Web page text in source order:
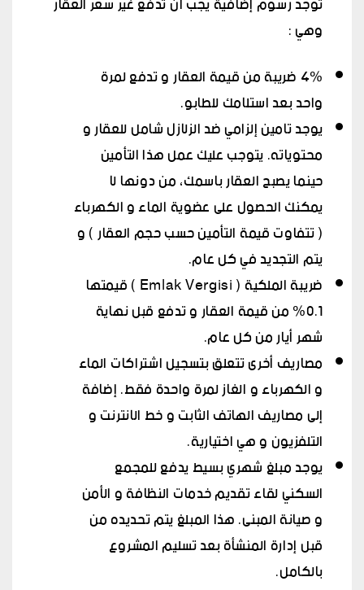
وهي :
4% ضريبة من قيمة العقار و تدفع لمرة
واحد بعد استلامك للطابو.
يوجد تامين إلزامي ضد الزلازل شامل للعقار و
محتوياته. يتوجب عليك عمل هذا التأمين
حينما يصبح العقار باسمك، من دونها لا
يمكنك الحصول على عضوية الماء و الكهرباء
( تتفاوت قيمة التأمين حسب حجم العقار ) و
يتم التجديد في كل عام.
ضريبة الملكية ( Emlak Vergisi ) قيمتها
0.1% من قيمة العقار و تدفع قبل نهاية
شهر أيار من كل عام.
مصاريف أخرى تتعلق بتسجيل اشتراكات الماء
و الكهرباء و الغاز لمرة واحدة فقط. إضافة
إلى مصاريف الهاتف الثابت و خط الانترنت و
التلفزيون و هي اختيارية.
يوجد مبلغ شهري بسيط يدفع للمجمع
السكني لقاء تقديم خدمات النظافة و الأمن
و صيانة المبنى. هذا المبلغ يتم تحديده من
قبل إدارة المنشأة بعد تسليم المشروع
بالكامل.